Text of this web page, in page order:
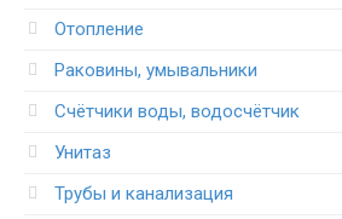
Отопление
Раковины, умывальники
Счётчики воды, водосчётчик
Унитаз
Трубы и канализация